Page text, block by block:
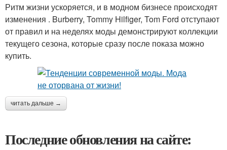
Ритм жизни ускоряется, и в модном бизнесе происходят
изменения . Burberry, Tommy Hilfiger, Tom Ford отступают
от правил и на неделях моды демонстрируют коллекции
текущего сезона, которые сразу после показа можно
купить.
читать дальше →
Последние обновления на сайте: